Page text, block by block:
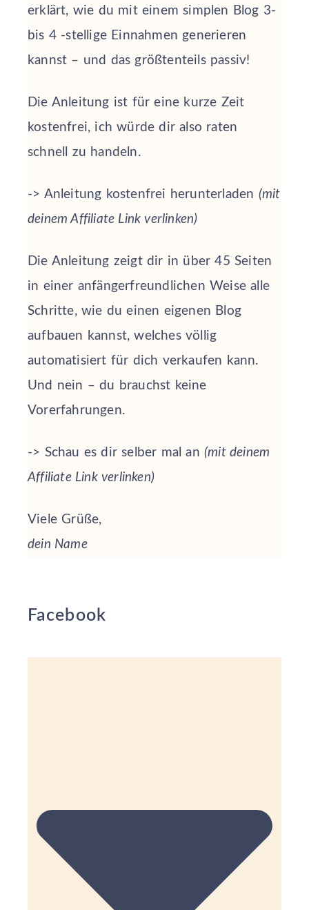
erklärt, wie du mit einem simplen Blog 3-
bis 4 -stellige Einnahmen generieren
kannst – und das größtenteils passiv!
Die Anleitung ist für eine kurze Zeit
kostenfrei, ich würde dir also raten
schnell zu handeln.
-> Anleitung kostenfrei herunterladen (mit
deinem Affiliate Link verlinken)
Die Anleitung zeigt dir in über 45 Seiten
in einer anfängerfreundlichen Weise alle
Schritte, wie du einen eigenen Blog
aufbauen kannst, welches völlig
automatisiert für dich verkaufen kann.
Und nein – du brauchst keine
Vorerfahrungen.
-> Schau es dir selber mal an (mit deinem
Affiliate Link verlinken)
Viele Grüße,
dein Name
Facebook